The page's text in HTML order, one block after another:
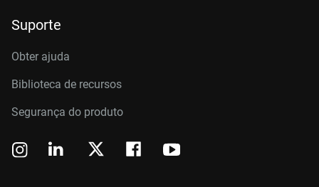
Suporte
Obter ajuda
Biblioteca de recursos
Segurança do produto